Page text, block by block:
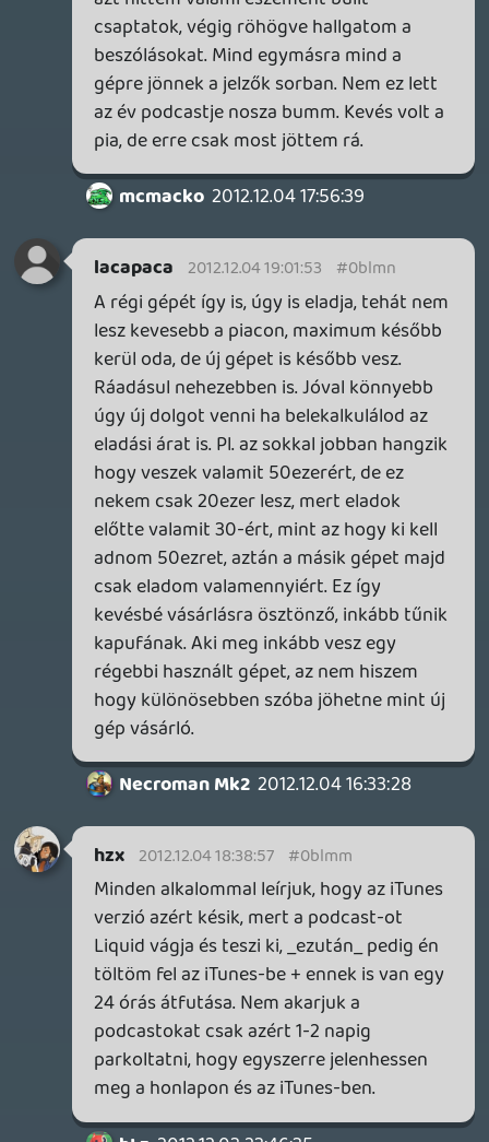
videó korában nem sok értelme van...) .
Arról pedig, hogy minek hol van vége, az
majd elválik. 2-3 nap múlva nézz vissza,
hogy itthon ki mennyit és milyen
mélységben és minőségben
foglalkozott/foglalkozik a géppel, akár
hírezés, akár podcastes személyes
élménybeszámoló, akár tesztek szintjén.
És tudod, az a röhej, hogy ezt így most
magyaráznom kell...
Lavitz 2012.12.04 17:21:24
Lavitz 2012.12.04 17:21:24 #0blmj
sztem ennek itt van vége. Mármint a
tájékoztatásnak élménybeszámolónak aki
többet akar tudni meg megy a nintendo
fórumra, vagy beleugrik egy gépvásárba. A
podcastből és a vélemények alapján majd
letudják a "kötelező" teszteket és ennyi.
sQr 2012.12.04 17:03:42
2012.12.04 17:03:42 #0blmi
Tetszett ez a kis összefoglaló, az viszont
sajnálom, hogy nem kaptatok több
játékot. Szerintem egy Zombi U / Nintendo
Land még teljesebb képet adott volna. Na
meg valami multiplatform cím [ Sonic
Racing / CoD: BO 2 ] , ami az osztott
képernyő helyett két embernél simán a
két képernyőre löki ki a képet mindenféle
TV képernyő szeletelés helyett - teljesen
más élmény.
De remélhetőleg hamarosan lesz
lehetőségetek ezeket is bevizsgálni,
nekünk pedig lesz lehetőségünk olvasni a
véleményeteket róla. Egyelőre várom a
NSMB.U tesztet - addigra talán én is
2012.12.04 16:38:36 #0blmh
De ez azért is hülyeség, mert elsősorban
sosem a konzolgépek eladásaiból
származik egy gyártó fő bevételi forrása
(konkrétan a Nintendo-t leszámítva
eleinte mindenki bukni szokott rajtuk, ill. a
Wii U-val még a N is), hanem a játékokból,